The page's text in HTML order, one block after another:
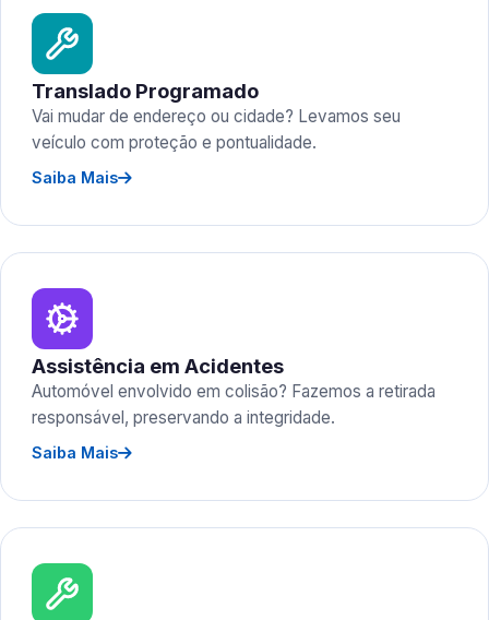
Translado Programado
Vai mudar de endereço ou cidade? Levamos seu
veículo com proteção e pontualidade.
Saiba Mais
Assistência em Acidentes
Automóvel envolvido em colisão? Fazemos a retirada
responsável, preservando a integridade.
Saiba Mais